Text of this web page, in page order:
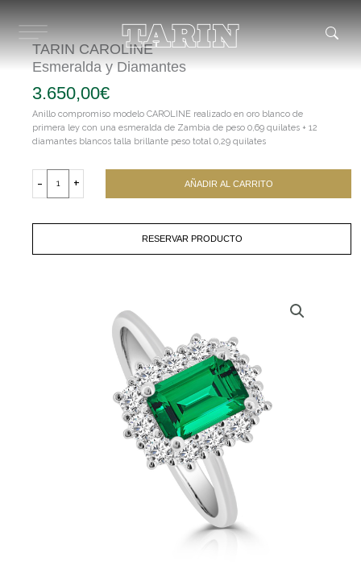
contenido
TARIN CAROLINE
Esmeralda y Diamantes
3.650,00€
Anillo compromiso modelo CAROLINE realizado en oro blanco de
primera ley con una esmeralda de Zambia de peso 0,69 quilates + 12
diamantes blancos talla brillante peso total 0,29 quilates
-
CAROLINE+ AÑADIR AL CARRITO
RESERVAR PRODUCTO